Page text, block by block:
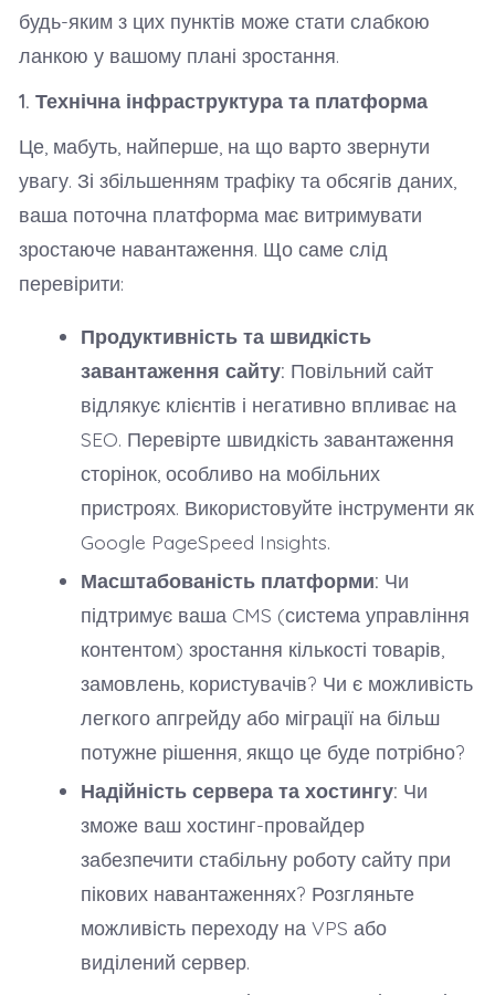
будь-яким з цих пунктів може стати слабкою
ланкою у вашому плані зростання.
1. Технічна інфраструктура та платформа
Це, мабуть, найперше, на що варто звернути
увагу. Зі збільшенням трафіку та обсягів даних,
ваша поточна платформа має витримувати
зростаюче навантаження. Що саме слід
перевірити:
Продуктивність та швидкість
завантаження сайту: Повільний сайт
відлякує клієнтів і негативно впливає на
SEO. Перевірте швидкість завантаження
сторінок, особливо на мобільних
пристроях. Використовуйте інструменти як
Google PageSpeed Insights.
Масштабованість платформи: Чи
підтримує ваша CMS (система управління
контентом) зростання кількості товарів,
замовлень, користувачів? Чи є можливість
легкого апгрейду або міграції на більш
потужне рішення, якщо це буде потрібно?
Надійність сервера та хостингу: Чи
зможе ваш хостинг-провайдер
забезпечити стабільну роботу сайту при
пікових навантаженнях? Розгляньте
можливість переходу на VPS або
виділений сервер.